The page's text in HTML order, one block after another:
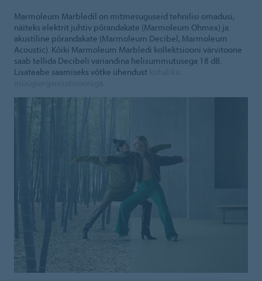
Marmoleum Marbledil on mitmesuguseid tehnilisi omadusi,
näiteks elektrit juhtiv põrandakate (Marmoleum Ohmex) ja
akustiline põrandakate (Marmoleum Decibel, Marmoleum
Acoustic). Kõiki Marmoleum Marbledi kollektsiooni värvitoone
saab tellida Decibeli variandina helisummutusega 18 dB.
Lisateabe saamiseks võtke ühendust
.